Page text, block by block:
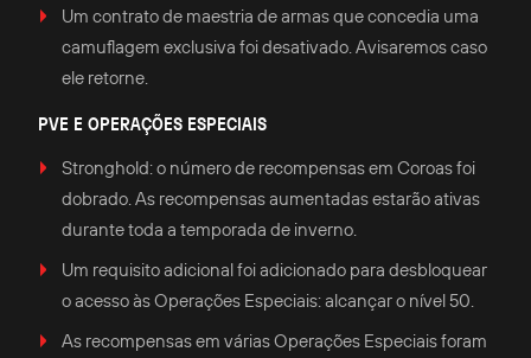
Um contrato de maestria de armas que concedia uma
camuflagem exclusiva foi desativado. Avisaremos caso
ele retorne.
PVE E OPERAÇÕES ESPECIAIS
Stronghold: o número de recompensas em Coroas foi
dobrado. As recompensas aumentadas estarão ativas
durante toda a temporada de inverno.
Um requisito adicional foi adicionado para desbloquear
o acesso às Operações Especiais: alcançar o nível 50.
As recompensas em várias Operações Especiais foram